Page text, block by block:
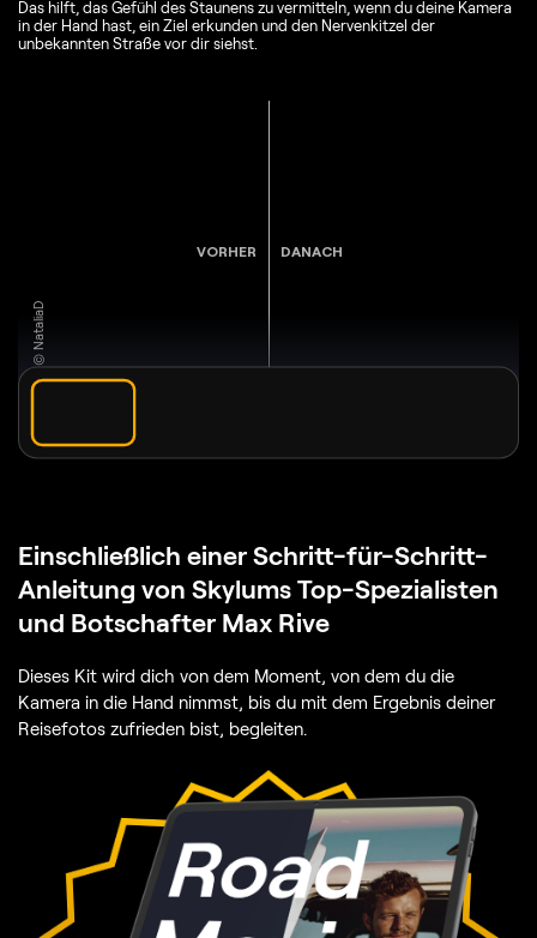
Das hilft, das Gefühl des Staunens zu vermitteln, wenn du deine Kamera
in der Hand hast, ein Ziel erkunden und den Nervenkitzel der
unbekannten Straße vor dir siehst.
VORHER DANACH
© NataliaD
Einschließlich einer Schritt-für-Schritt-
Anleitung von Skylums Top-Spezialisten
und Botschafter Max Rive
Dieses Kit wird dich von dem Moment, von dem du die
Kamera in die Hand nimmst, bis du mit dem Ergebnis deiner
Reisefotos zufrieden bist, begleiten.